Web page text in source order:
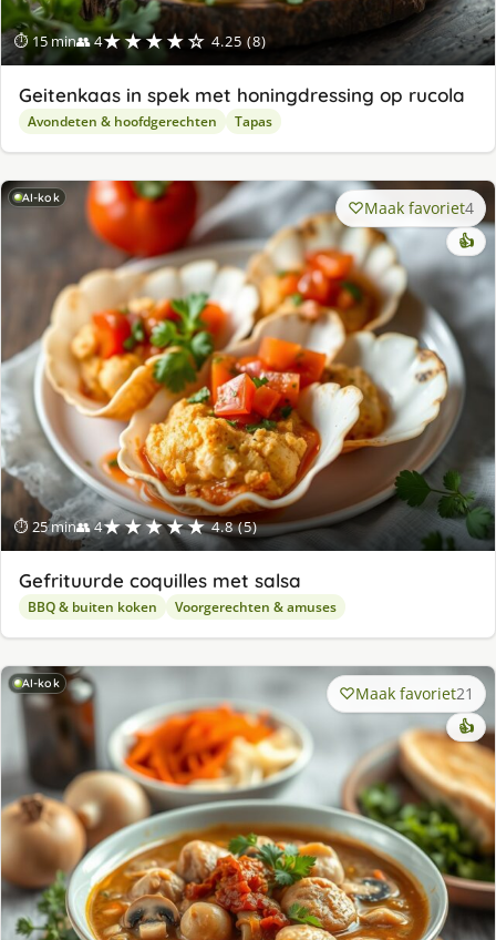
⏱ 15 min👥 4★★★★☆ 4.25 (8)
Geitenkaas in spek met honingdressing op rucola
Avondeten & hoofdgerechten Tapas
AI-kok
⏱ 25 min👥 4★★★★★ 4.8 (5)
Maak favoriet4
👍
Gefrituurde coquilles met salsa
BBQ & buiten koken Voorgerechten & amuses
AI-kok Maak favoriet21
👍